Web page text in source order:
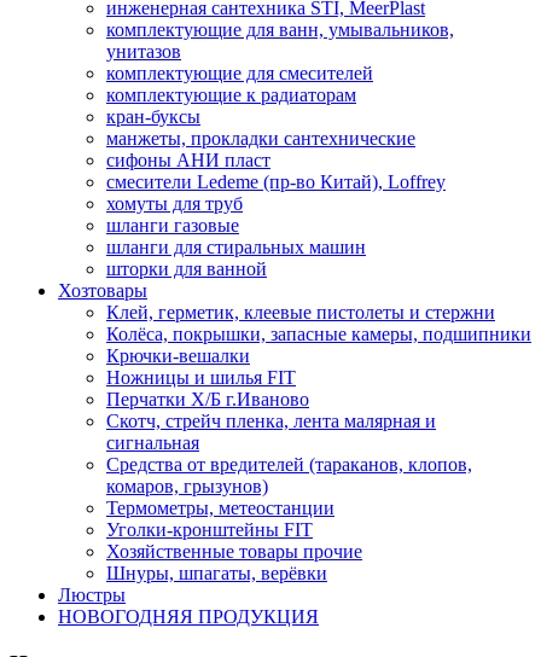
инженерная сантехника STI, MeerPlast
комплектующие для ванн, умывальников,
унитазов
комплектующие для смесителей
комплектующие к радиаторам
кран-буксы
манжеты, прокладки сантехнические
сифоны АНИ пласт
смесители Ledeme (пр-во Китай), Loffrey
хомуты для труб
шланги газовые
шланги для стиральных машин
шторки для ванной
Хозтовары
Клей, герметик, клеевые пистолеты и стержни
Колёса, покрышки, запасные камеры, подшипники
Крючки-вешалки
Ножницы и шилья FIT
Перчатки Х/Б г.Иваново
Скотч, стрейч пленка, лента малярная и
сигнальная
Средства от вредителей (тараканов, клопов,
комаров, грызунов)
Термометры, метеостанции
Уголки-кронштейны FIT
Хозяйственные товары прочие
Шнуры, шпагаты, верёвки
Люстры
НОВОГОДНЯЯ ПРОДУКЦИЯ